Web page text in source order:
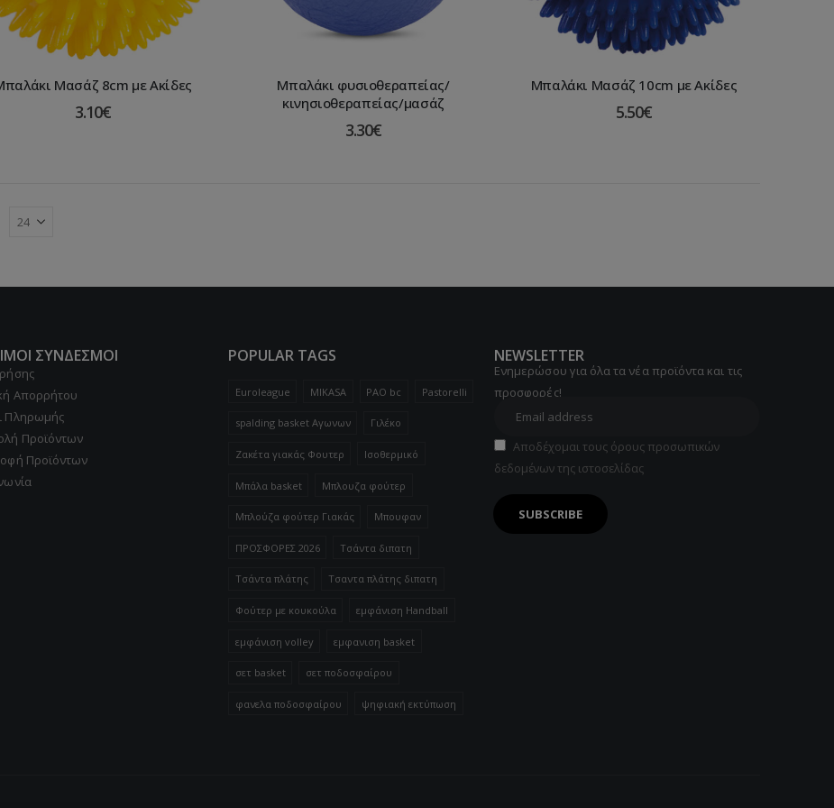
Μασάζ 8cm με Ακίδες
3.10€
Μπαλάκι φυσιοθεραπείας/
κινησιοθεραπείας/μασάζ
3.30€
Μπαλάκι Μασάζ 10cm με Ακίδες
5.50€
ΣΥΝΔΕΣΜΟΙ
Απορρήτου
Πληρωμής
Προϊόντων
Προϊόντων
POPULAR TAGS
Euroleague MIKASA PAO bc Pastorelli
spalding basket Αγωνων Γιλέκο
Ζακέτα γιακάς Φουτερ Ισοθερμικό
Μπάλα basket Μπλουζα φούτερ
Μπλούζα φούτερ Γιακάς Μπουφαν
ΠΡΟΣΦΟΡΕΣ 2026 Τσάντα διπατη
Τσάντα πλάτης Τσαντα πλάτης διπατη
Φούτερ με κουκούλα εμφάνιση Handball
εμφάνιση volley εμφανιση basket
σετ basket σετ ποδοσφαίρου
φανελα ποδοσφαίρου ψηφιακή εκτύπωση
NEWSLETTER
Ενημερώσου για όλα τα νέα προϊόντα και τις
προσφορές!
Αποδέχομαι τους όρους προσωπικών
δεδομένων της ιστοσελίδας